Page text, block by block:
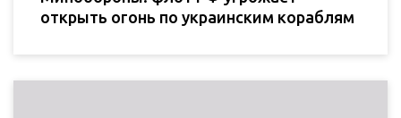
открыть огонь по украинским кораблям